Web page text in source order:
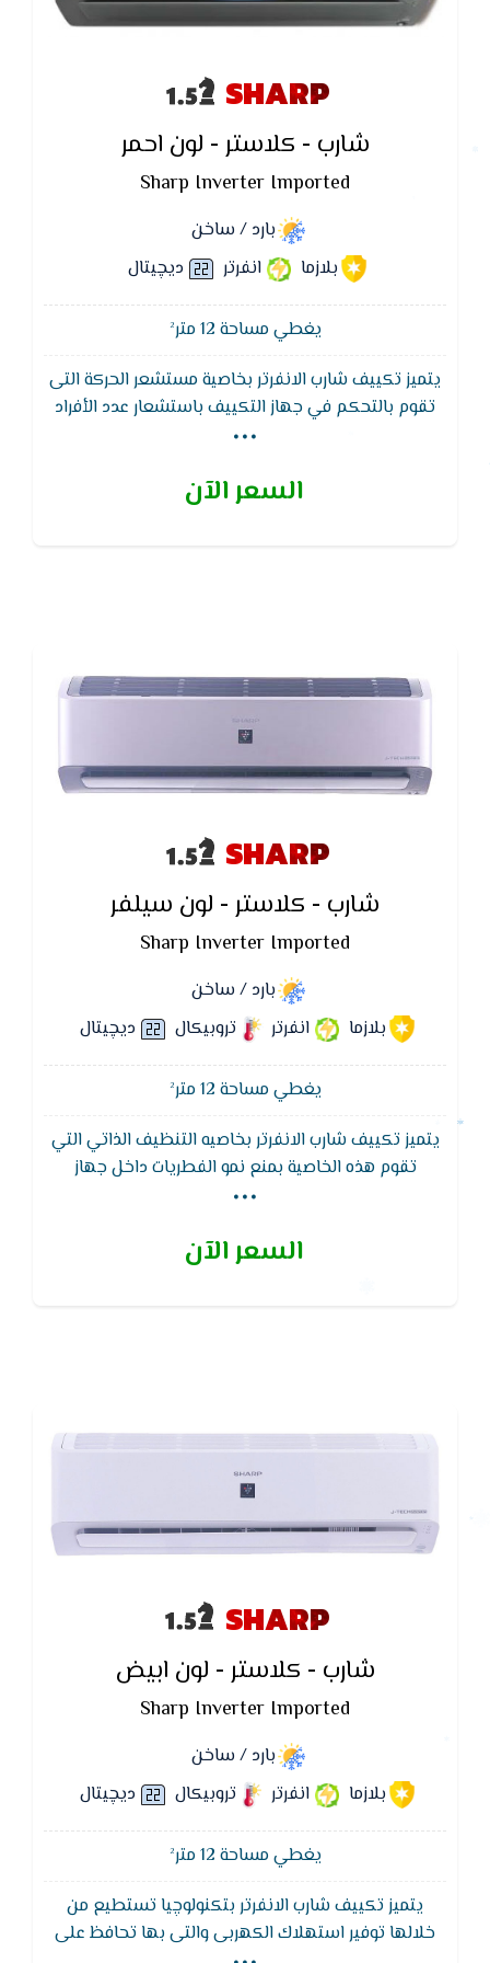
SHARP
شارب - كلاستر - لون احمر
Sharp Inverter Imported
بارد / ساخن
بلازما
انفرتر ديچيتال
يغطي مساحة 12 متر²
يتميز تكييف شارب الانفرتر بخاصية مستشعر الحركة التى
تقوم بالتحكم في جهاز التكييف باستشعار عدد الأفراد
تشغيل التكييف على وضع الحفظ و إذا استشعر وجود
...
السعر الآن
SHARP
شارب - كلاستر - لون سيلفر
Sharp Inverter Imported
بارد / ساخن
بلازما
انفرتر تروبيكال ديچيتال
يغطي مساحة 12 متر²
يتميز تكييف شارب الانفرتر بخاصيه التنظيف الذاتي التي
تقوم هذه الخاصية بمنع نمو الفطريات داخل جهاز
التكييف فعند تشغيل هذه الخاصية يقوم الجهاز بضخ
الريش اتوماتيكيا ومدة هذه العملية هى اربعين دقيقة
...
السعر الآن
SHARP
شارب - كلاستر - لون ابيض
Sharp Inverter Imported
بارد / ساخن
بلازما
انفرتر تروبيكال ديچيتال
يغطي مساحة 12 متر²
يتميز تكييف شارب الانفرتر بتكنولوچيا تستطيع من
خلالها توفير استهلاك الكهربى والتى بها تحافظ على